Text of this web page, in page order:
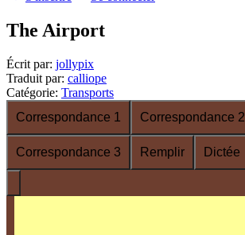
The Airport
Écrit par: jollypix
Traduit par: calliope
Catégorie: Transports
Correspondance 1
Correspondance 2
Correspondance 3 Remplir Dictée